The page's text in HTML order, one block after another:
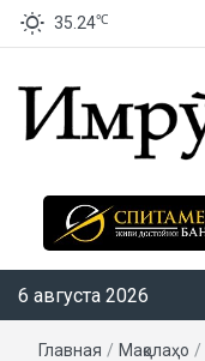
35.24℃
6 августа 2026
Главная / Мақолаҳо /